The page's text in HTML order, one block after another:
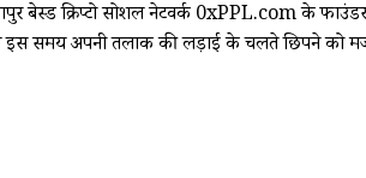
बेस्ड क्रिप्टो सोशल नेटवर्क 0xPPL.com के
इस समय अपनी तलाक की लड़ाई के चलते छिपने को